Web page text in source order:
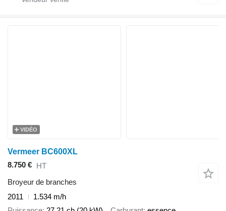
VIDÉO
Vermeer BC600XL
8.750 € HT
Broyeur de branches
2011
1.534 m/h